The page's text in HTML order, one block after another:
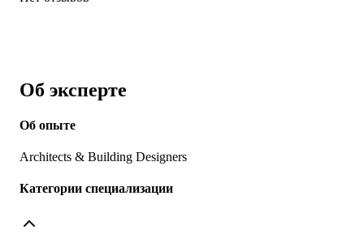
Об эксперте
Об опыте
Architects & Building Designers
Категории специализации